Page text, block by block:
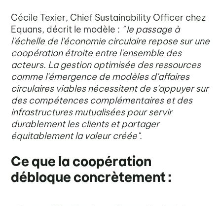
Cécile Texier, Chief Sustainability Officer chez
Equans, décrit le modèle : " le passage à
l'échelle de l'économie circulaire repose sur une
coopération étroite entre l'ensemble des
acteurs. La gestion optimisée des ressources
comme l'émergence de modèles d'affaires
circulaires viables nécessitent de s'appuyer sur
des compétences complémentaires et des
infrastructures mutualisées pour servir
durablement les clients et partager
équitablement la valeur créée".
Ce que la coopération
débloque concrètement :